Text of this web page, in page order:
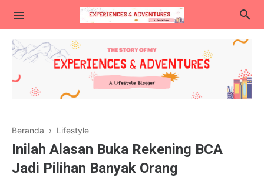
Kuliner
Traveling
Beranda › Lifestyle
Inilah Alasan Buka Rekening BCA
Jadi Pilihan Banyak Orang